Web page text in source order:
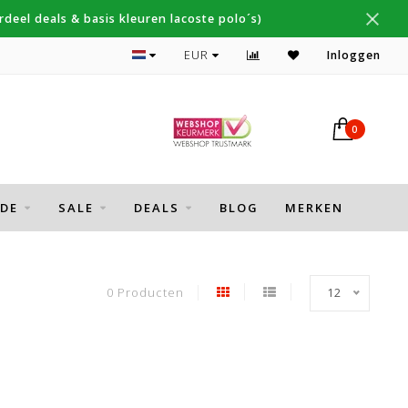
deals & basis kleuren lacoste polo´s)
Topmerken Thomas Maine, Cavallaro, Desoto
EUR Inloggen
0
SALE DEALS BLOG MERKEN
0 Producten 12